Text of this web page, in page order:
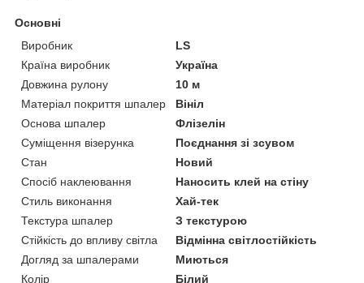
Основні
Виробник
LS
Країна виробник
Україна
Довжина рулону
10 м
Матеріал покриття шпалер
Вініл
Основа шпалер
Флізелін
Суміщення візерунка
Поєднання зі зсувом
Стан
Новий
Спосіб наклеювання
Наносить клей на стіну
Стиль виконання
Хай-тек
Текстура шпалер
З текстурою
Стійкість до впливу світла
Відмінна світлостійкість
Догляд за шпалерами
Миються
Колір
Білий